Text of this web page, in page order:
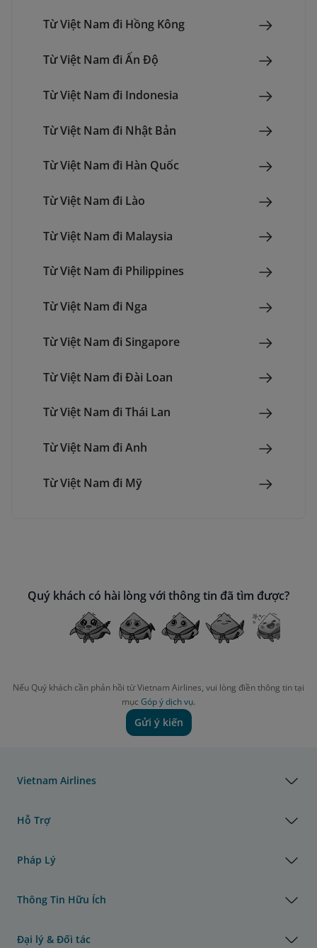
Từ Việt Nam đi Hồng Kông
Từ Việt Nam đi Ấn Độ
Từ Việt Nam đi Indonesia
Từ Việt Nam đi Nhật Bản
Từ Việt Nam đi Hàn Quốc
Từ Việt Nam đi Lào
Từ Việt Nam đi Malaysia
Từ Việt Nam đi Philippines
Từ Việt Nam đi Nga
Từ Việt Nam đi Singapore
Từ Việt Nam đi Đài Loan
Từ Việt Nam đi Thái Lan
Từ Việt Nam đi Anh
Từ Việt Nam đi Mỹ
Quý khách có hài lòng với thông tin đã tìm được?
Nếu Quý khách cần phản hồi từ Vietnam Airlines, vui lòng điền thông tin tại
mục Góp ý dịch vụ.
Gửi ý kiến
Vietnam Airlines
Hỗ Trợ
Pháp Lý
Thông Tin Hữu Ích
Đại lý & Đối tác